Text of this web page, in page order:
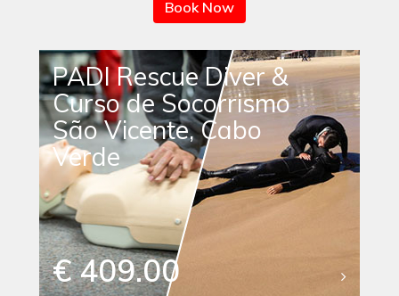
Book Now
PADI Rescue Diver &
Curso de Socorrismo
São Vicente, Cabo
Verde
€ 409.00